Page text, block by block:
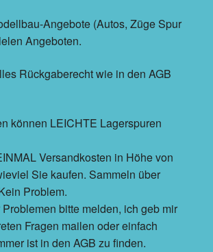
Angebote (Autos, Züge Spur
Angeboten.
Rückgaberecht wie in den AGB
können LEICHTE Lagerspuren
Versandkosten in Höhe von
Sie kaufen. Sammeln über
Problem.
bitte melden, ich geb mir
Fragen mailen oder einfach
ist in den AGB zu finden.